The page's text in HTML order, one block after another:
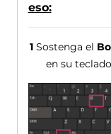
eso:
1Sostenga el
en su